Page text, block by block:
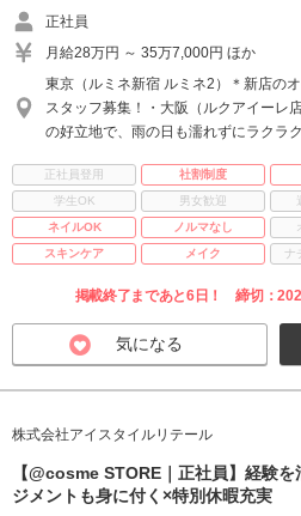
正社員
月給28万円 ～ 35万7,000円 ほか
東京（ルミネ新宿 ルミネ2）＊新店の
スタッフ募集！・大阪（ルクアイーレ
の好立地で、雨の日も濡れずにラクラ
正社員登用 社割制度
学生OK
男女歓迎
ネイルOK
ノルマなし
スキンケア
メイク ナ
掲載終了まであと6日！ 締切：
気になる
株式会社アイスタイルリテール
【@cosme STORE｜正社員】経験
ジメントも身に付く×特別休暇充実